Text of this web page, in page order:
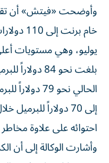
وأوضحت «فيتش» أن
يوليو، وهي مستويات
بلغت نحو 84
الحالي نحو
إلى 70 دولاراً
احتوائه على علاوة
وأشارت الوكالة إلى أن